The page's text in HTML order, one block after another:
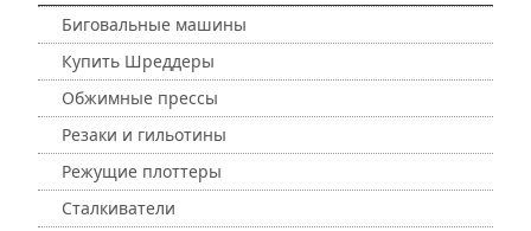
Биговальные машины
Купить Шреддеры
Обжимные прессы
Резаки и гильотины
Режущие плоттеры
Сталкиватели